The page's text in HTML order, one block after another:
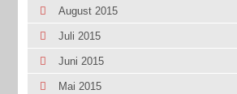
August 2015
Juli 2015
Juni 2015
Mai 2015